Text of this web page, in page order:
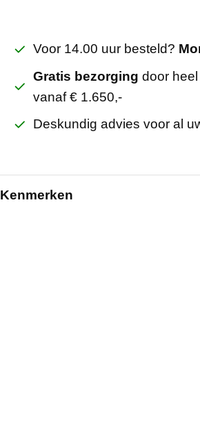
Voor 14.00 uur besteld?
Gratis bezorging door
vanaf € 1.650,-
Deskundig advies voor al
Kenmerken